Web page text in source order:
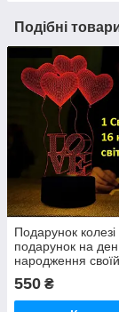
Подібні
Подарунок колезі
подарунок на
народження своїй
дружині,
день закоханих
550 ₴